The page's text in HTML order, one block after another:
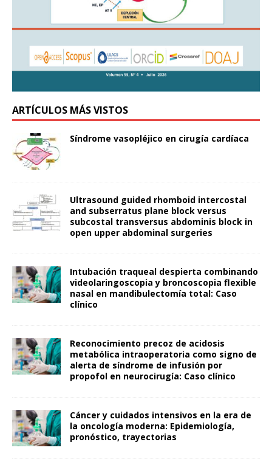
ARTÍCULOS MÁS VISTOS
Síndrome vasopléjico en cirugía cardíaca
Ultrasound guided rhomboid intercostal
and subserratus plane block versus
subcostal transversus abdominis block in
open upper abdominal surgeries
Intubación traqueal despierta combinando
videolaringoscopia y broncoscopia flexible
nasal en mandibulectomía total: Caso
clínico
Reconocimiento precoz de acidosis
metabólica intraoperatoria como signo de
alerta de síndrome de infusión por
propofol en neurocirugía: Caso clínico
Cáncer y cuidados intensivos en la era de
la oncología moderna: Epidemiología,
pronóstico, trayectorias